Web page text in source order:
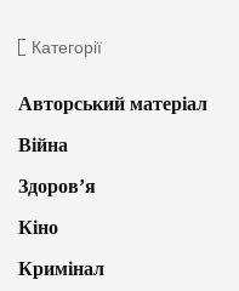
Категорії
Авторський матеріал
Війна
Здоров’я
Кіно
Кримінал